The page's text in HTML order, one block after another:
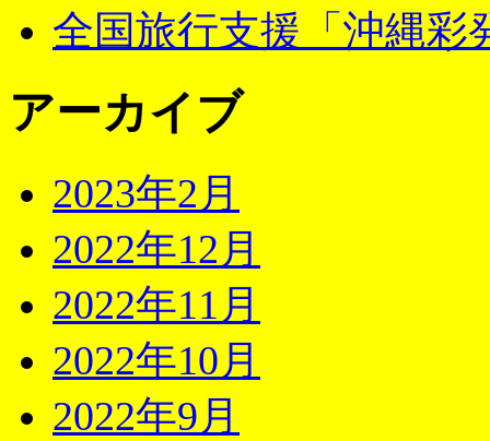
全国旅行支援「沖縄彩
アーカイブ
2023年2月
2022年12月
2022年11月
2022年10月
2022年9月